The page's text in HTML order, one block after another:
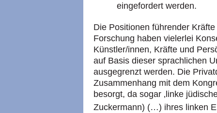
eingefordert werden.
Die Positionen führender
Forschung haben vielerlei
Künstler/innen, Kräfte und
auf Basis dieser sprachlichen
ausgegrenzt werden. Die
Zusammenhang mit dem
besorgt, da sogar ‚linke
Zuckermann) (…) ihres linken